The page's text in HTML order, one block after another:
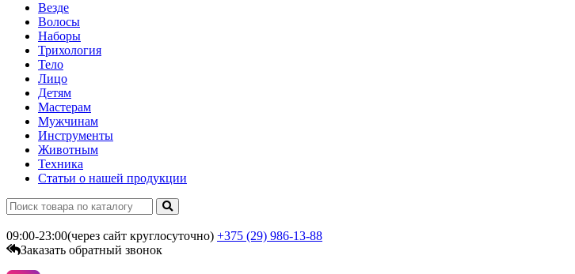
Везде
Волосы
Наборы
Трихология
Тело
Лицо
Детям
Мастерам
Мужчинам
Инструменты
Животным
Техника
Статьи о нашей продукции
09:00-23:00(через сайт круглосуточно) +375 (29) 986-13-88
Заказать обратный звонок